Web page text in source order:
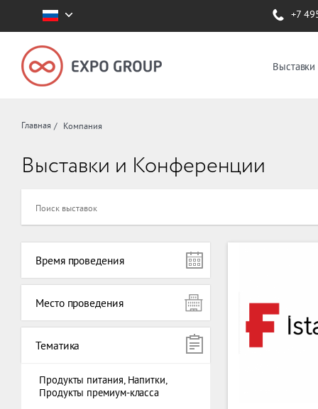
+7
Главная Компания
Выставки и Конференции
Время проведения
Место проведения
Тематика
Продукты питания, Напитки,
Продукты премиум-класса